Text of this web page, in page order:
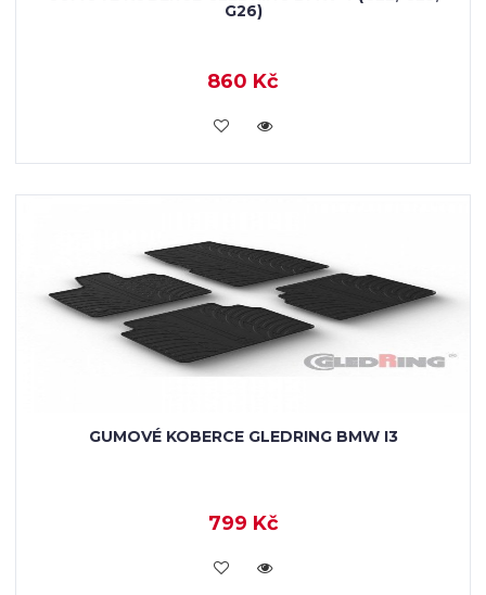
G26)
860 Kč
KOUPIT
GUMOVÉ KOBERCE GLEDRING BMW I3
799 Kč
KOUPIT